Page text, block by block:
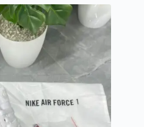
variantes.
Las
opciones
se
pueden
elegir
la
página
de
producto